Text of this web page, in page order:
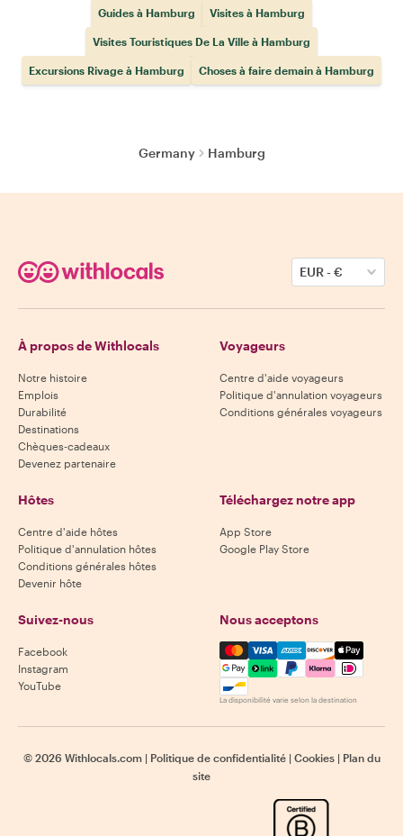
Guides à Hamburg Visites à Hamburg
Visites Touristiques De La Ville à Hamburg
Excursions Rivage à Hamburg Choses à faire demain à Hamburg
Germany Hamburg
EUR-€
À propos de Withlocals
Notre histoire
Emplois
Durabilité
Destinations
Chèques-cadeaux
Devenez partenaire
Voyageurs
Centre d'aide voyageurs
Politique d'annulation voyageurs
Conditions générales voyageurs
Hôtes
Centre d'aide hôtes
Politique d'annulation hôtes
Conditions générales hôtes
Devenir hôte
Téléchargez notre app
App Store
Google Play Store
Suivez-nous
Facebook
Instagram
YouTube
Nous acceptons
Mastercard, Visa, Amex,
La disponibilité varie selon la destination
© 2026 Withlocals.com | Politique de confidentialité | Cookies | Plan du
site